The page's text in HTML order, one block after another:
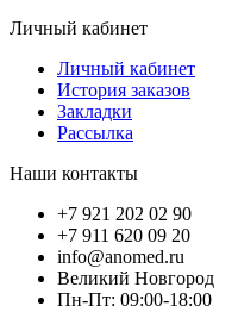
Личный кабинет
Личный кабинет
История заказов
Закладки
Рассылка
Наши контакты
+7 921 202 02 90
+7 911 620 09 20
info@anomed.ru
Великий Новгород
Пн-Пт: 09:00-18:00